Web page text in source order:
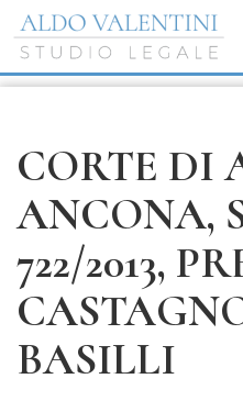
CORTE DI
ANCONA,
722/2013,
BASILLI